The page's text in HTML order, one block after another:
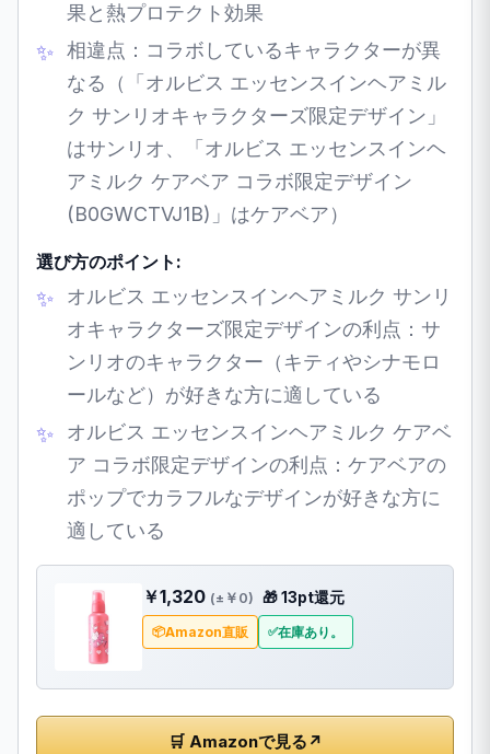
果と熱プロテクト効果
相違点：コラボしているキャラクターが異
なる（「オルビス エッセンスインヘアミル
ク サンリオキャラクターズ限定デザイン」
はサンリオ、「オルビス エッセンスインヘ
アミルク ケアベア コラボ限定デザイン
(B0GWCTVJ1B)」はケアベア）
選び方のポイント:
オルビス エッセンスインヘアミルク サンリ
オキャラクターズ限定デザインの利点：サ
ンリオのキャラクター（キティやシナモロ
ールなど）が好きな方に適している
オルビス エッセンスインヘアミルク ケアベ
ア コラボ限定デザインの利点：ケアベアの
ポップでカラフルなデザインが好きな方に
適している
￥1,320 (±￥0) 🎁 13pt還元
Amazon直販 在庫あり。
🛒 Amazonで見る ↗